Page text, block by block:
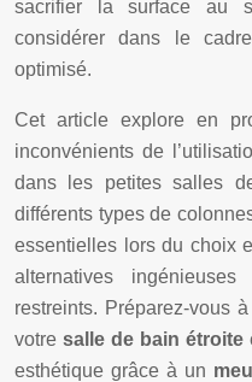
sacrifier la surface au
considérer dans le
optimisé.
Cet article explore en
inconvénients de
dans les petites salles
différents types de
essentielles lors du choix
alternatives
restreints. Préparez-vous
votre salle de bain étroite
esthétique grâce à un